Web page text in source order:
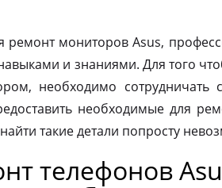
ремонт мониторов Asus,
и знаниями. Для того
необходимо сотрудничать
необходимые для
такие детали попросту
телефонов